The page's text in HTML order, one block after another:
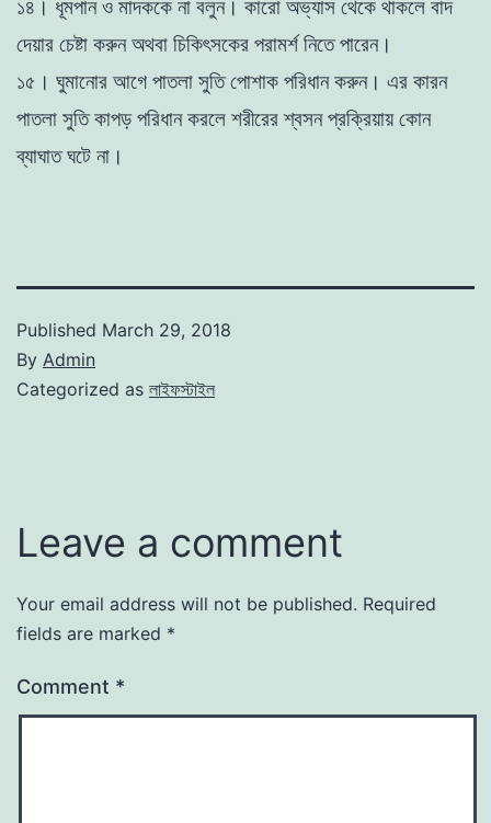
১৪। ধূমপান ও মাদককে না বলুন। কারো অভ্যাস থেকে থাকলে বাদ
দেয়ার চেষ্টা করুন অথবা চিকিৎসকের পরামর্শ নিতে পারেন।
১৫। ঘুমানোর আগে পাতলা সুতি পোশাক পরিধান করুন। এর কারন
পাতলা সুতি কাপড় পরিধান করলে শরীরের শ্বসন প্রক্রিয়ায় কোন
ব্যাঘাত ঘটে না।
Published March 29, 2018
By Admin
Categorized as লাইফস্টাইল
Leave a comment
Your email address will not be published. Required
fields are marked *
Comment *